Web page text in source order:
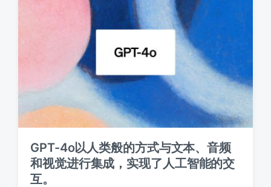
GPT-4o以人类般的方式与文本、音频
和视觉进行集成，实现了人工智能的交
互。